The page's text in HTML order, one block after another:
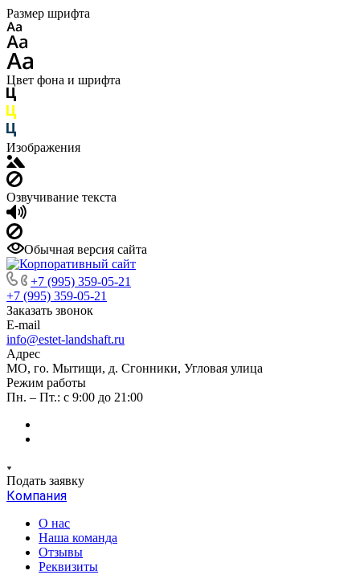
Размер шрифта
Цвет фона и шрифта
Изображения
Озвучивание текста
Обычная версия сайта
+7 (995) 359-05-21
+7 (995) 359-05-21
Заказать звонок
E-mail
info@estet-landshaft.ru
Адрес
МО, го. Мытищи, д. Сгонники, Угловая улица
Режим работы
Пн. – Пт.: с 9:00 до 21:00
Подать заявку
Компания
О нас
Наша команда
Отзывы
Реквизиты